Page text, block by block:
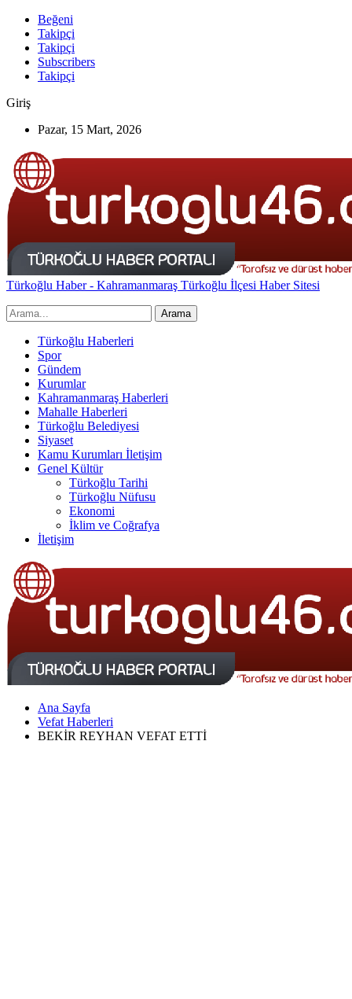
Beğeni
Takipçi
Takipçi
Subscribers
Takipçi
Giriş
Pazar, 15 Mart, 2026
Türkoğlu Haber - Kahramanmaraş Türkoğlu İlçesi Haber Sitesi
Türkoğlu Haberleri
Spor
Gündem
Kurumlar
Kahramanmaraş Haberleri
Mahalle Haberleri
Türkoğlu Belediyesi
Siyaset
Kamu Kurumları İletişim
Genel Kültür
Türkoğlu Tarihi
Türkoğlu Nüfusu
Ekonomi
İklim ve Coğrafya
İletişim
Ana Sayfa
Vefat Haberleri
BEKİR REYHAN VEFAT ETTİ